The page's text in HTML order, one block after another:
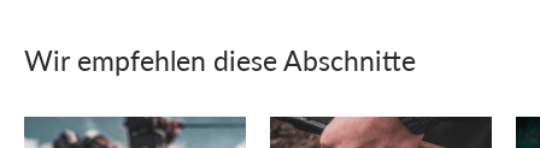
Wir empfehlen diese Abschnitte